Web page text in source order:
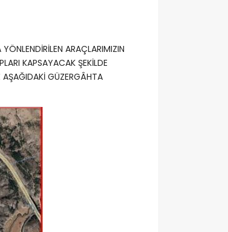
ARAÇLARIMIZIN
KAPSAYACAK ŞEKİLDE
AŞAĞIDAKİ GÜZERGÂHTA